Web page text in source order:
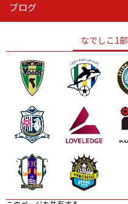
ニッパツ
ニッパツ 名古屋
ブログ
なでしこ1部